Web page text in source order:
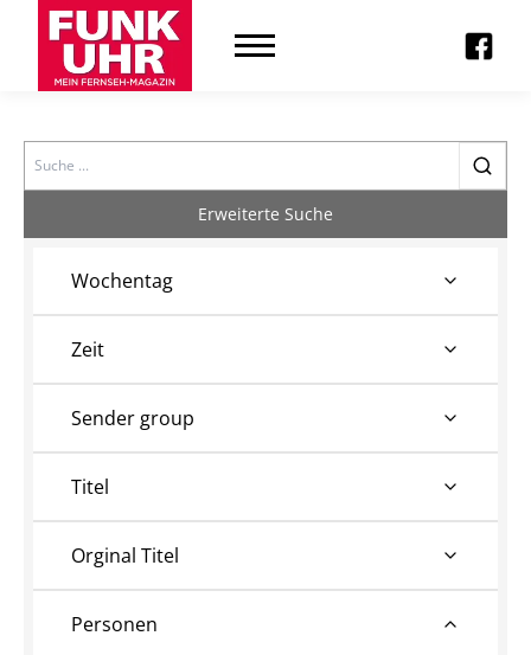
Search
Erweiterte Suche
Wochentag
Zeit
Sender group
Titel
Orginal Titel
Personen